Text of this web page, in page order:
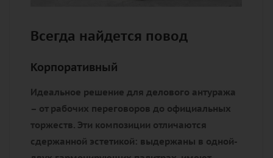
Всегда найдется повод
Корпоративный
Идеальное решение для делового антуража
– от рабочих переговоров до официальных
торжеств. Эти композиции отличаются
сдержанной эстетикой: выдержаны в одной-